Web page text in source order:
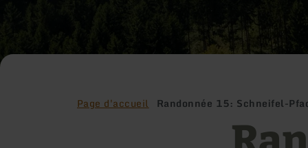
Page d'accueil Randonnée 15: Schneifel-